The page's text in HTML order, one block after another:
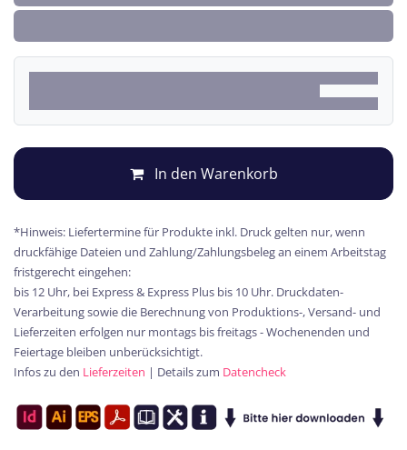
In den Warenkorb
*Hinweis: Liefertermine für Produkte inkl. Druck gelten nur, wenn
druckfähige Dateien und Zahlung/Zahlungsbeleg an einem Arbeitstag
fristgerecht eingehen:
bis 12 Uhr, bei Express & Express Plus bis 10 Uhr. Druckdaten-
Verarbeitung sowie die Berechnung von Produktions-, Versand- und
Lieferzeiten erfolgen nur montags bis freitags - Wochenenden und
Feiertage bleiben unberücksichtigt.
Infos zu den Lieferzeiten | Details zum Datencheck